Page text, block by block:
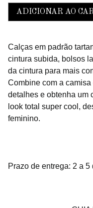
Calças em padrão
cintura subida, bolsos
da cintura para mais
Combine com a
detalhes e obtenha um
look total super cool,
feminino.
Prazo de entrega: 2 a 5